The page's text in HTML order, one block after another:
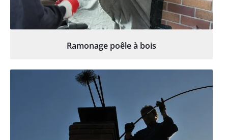
Ramonage poêle à bois